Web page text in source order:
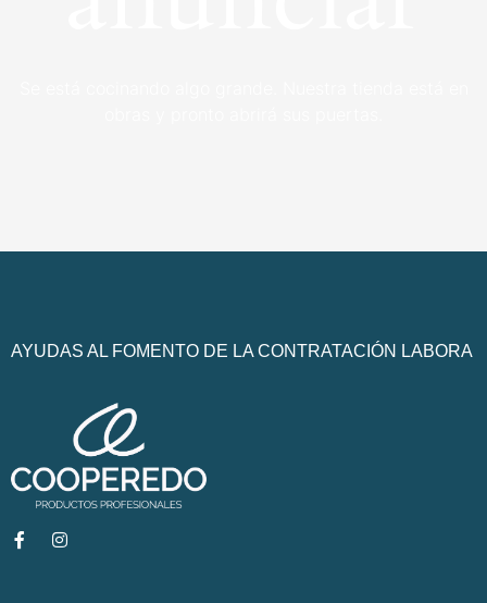
AYUDAS AL FOMENTO DE LA CONTRATACIÓN LABORA